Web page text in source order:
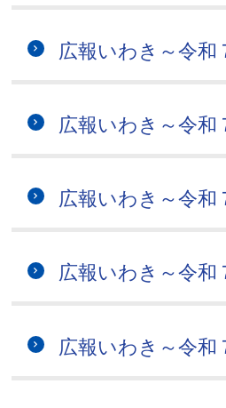
広報いわき～令和
広報いわき～令和
広報いわき～令和
広報いわき～令和
広報いわき～令和